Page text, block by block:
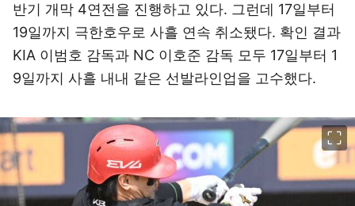
반기 개막 4연전을 진행하고 있다. 그런데 17일부터
19일까지 극한호우로 사흘 연속 취소됐다. 확인 결과
KIA 이범호 감독과 NC 이호준 감독 모두 17일부터 1
9일까지 사흘 내내 같은 선발라인업을 고수했다.